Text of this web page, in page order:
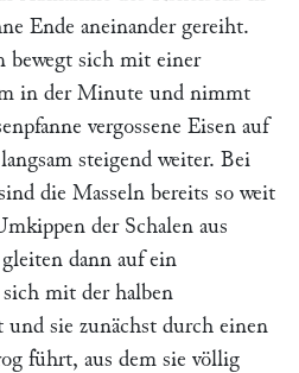
Ende aneinander gereiht.
bewegt sich mit einer
in der Minute und nimmt
vergossene Eisen auf
steigend weiter. Bei
die Masseln bereits so weit
der Schalen aus
dann auf ein
mit der halben
und sie zunächst durch einen
führt, aus dem sie völlig